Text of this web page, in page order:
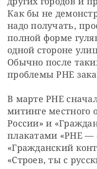
Как бы не
надо получать,
полной форме
одной стороне
Обычно после
проблемы РНЕ
В марте РНЕ
митинге местного
России» и
плакатами «РНЕ —
«Гражданский
«Строев, ты с